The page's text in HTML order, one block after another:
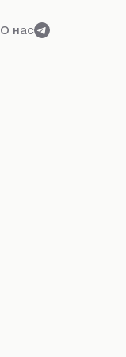
О нас